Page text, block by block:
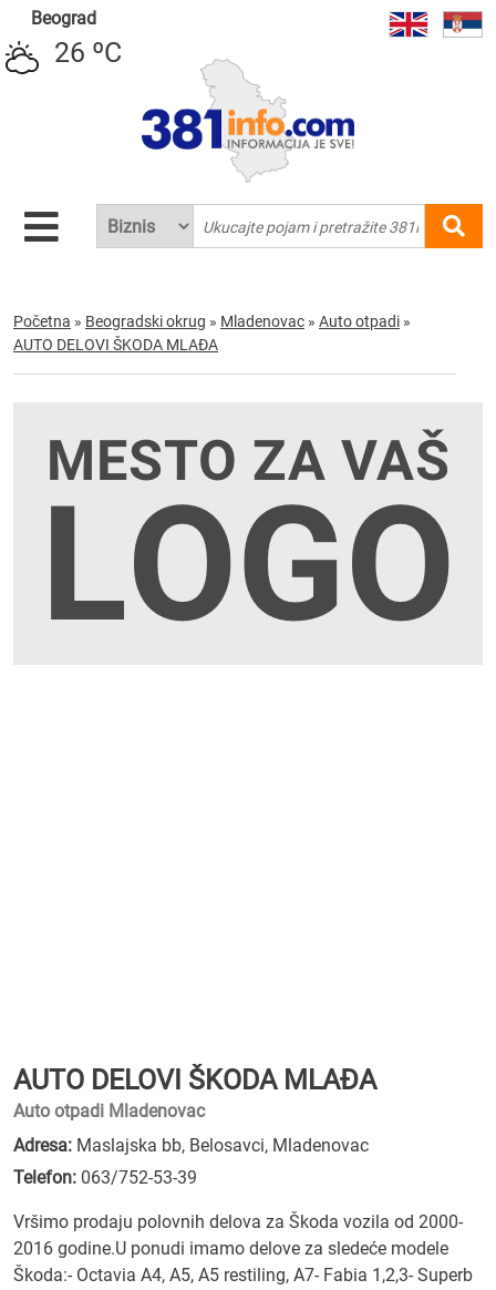
Beograd
26 ºC
Početna » Beogradski okrug » Mladenovac » Auto otpadi »
AUTO DELOVI ŠKODA MLAĐA
AUTO DELOVI ŠKODA MLAĐA
Auto otpadi Mladenovac
Adresa: Maslajska bb, Belosavci, Mladenovac
Telefon: 063/752-53-39
Vršimo prodaju polovnih delova za Škoda vozila od 2000-
2016 godine.U ponudi imamo delove za sledeće modele
Škoda:- Octavia A4, A5, A5 restiling, A7- Fabia 1,2,3- Superb